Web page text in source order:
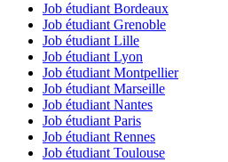
Job étudiant Bordeaux
Job étudiant Grenoble
Job étudiant Lille
Job étudiant Lyon
Job étudiant Montpellier
Job étudiant Marseille
Job étudiant Nantes
Job étudiant Paris
Job étudiant Rennes
Job étudiant Toulouse